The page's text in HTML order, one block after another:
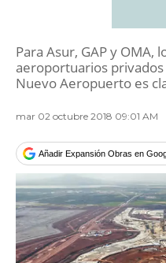
Para Asur, GAP y OMA,
aeroportuarios
Nuevo Aeropuerto es
mar 02 octubre 2018 09:01 AM
Añadir Expansión Obras en